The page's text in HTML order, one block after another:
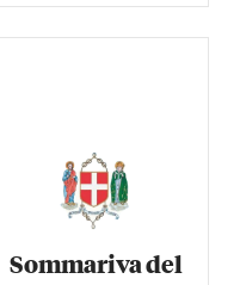
Sommariva del